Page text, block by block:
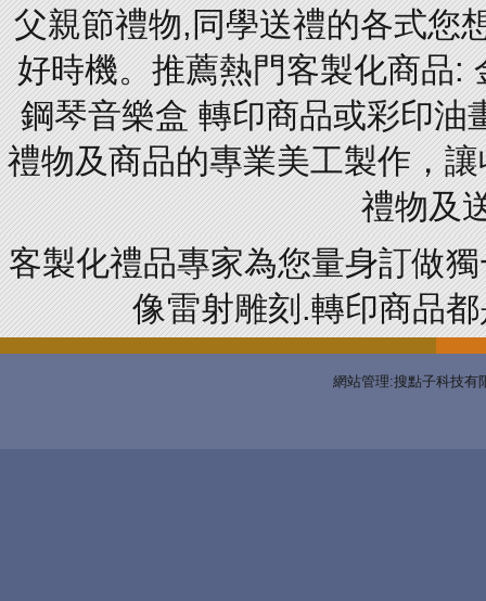
父親節禮物,同學送禮的各式您
好時機。推薦熱門客製化商品:
鋼琴音樂盒 轉印商品或彩印油
禮物及商品的專業美工製作，
禮物及
客製化禮品專家為您量身訂做
像雷射雕刻.轉印商品
網站管理:搜點子科技有